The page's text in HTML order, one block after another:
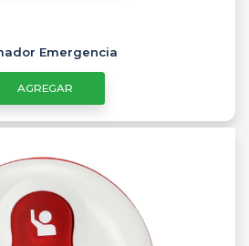
Emergencia
AGREGAR